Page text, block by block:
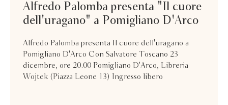
Alfredo Palomba presenta "Il cuore
dell'uragano" a Pomigliano D'Arco
Alfredo Palomba presenta Il cuore dell'uragano a
Pomigliano D'Arco Con Salvatore Toscano 23
dicembre, ore 20.00 Pomigliano D'Arco, Libreria
Wojtek (Piazza Leone 13) Ingresso libero